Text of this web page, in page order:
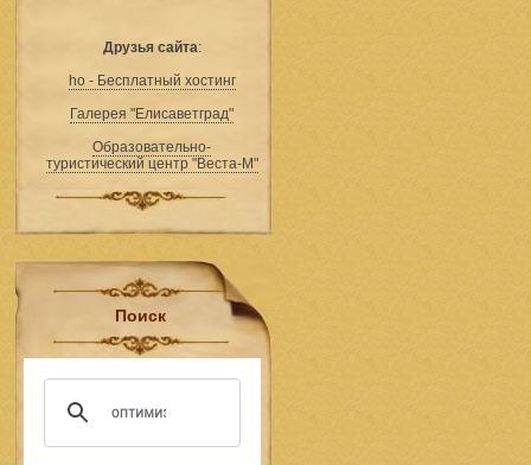
Друзья сайта:
ho - Бесплатный хостинг
Галерея "Елисаветград"
Образовательно-
туристический центр "Веста-М"
Поиск